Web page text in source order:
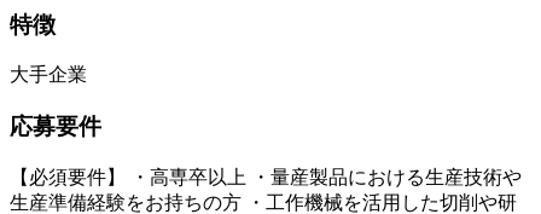
特徴
大手企業
応募要件
【必須要件】 ・高専卒以上 ・量産製品における生産技術や
生産準備経験をお持ちの方 ・工作機械を活用した切削や研